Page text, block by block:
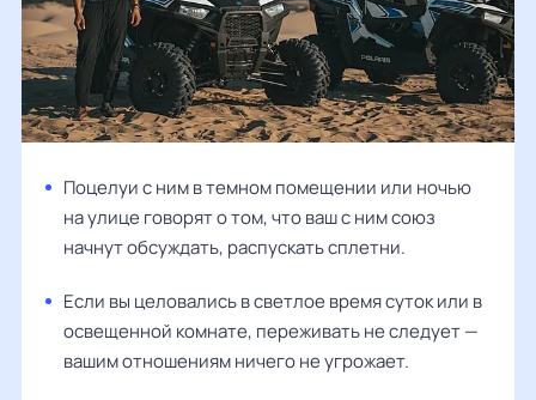
Поцелуи с ним в темном помещении или ночью
на улице говорят о том, что ваш с ним союз
начнут обсуждать, распускать сплетни.
Если вы целовались в светлое время суток или в
освещенной комнате, переживать не следует —
вашим отношениям ничего не угрожает.